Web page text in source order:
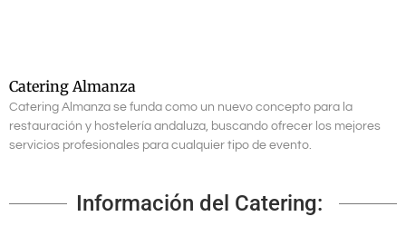
Catering Almanza
Catering Almanza se funda como un nuevo concepto para la
restauración y hostelería andaluza, buscando ofrecer los mejores
servicios profesionales para cualquier tipo de evento.
Información del Catering: